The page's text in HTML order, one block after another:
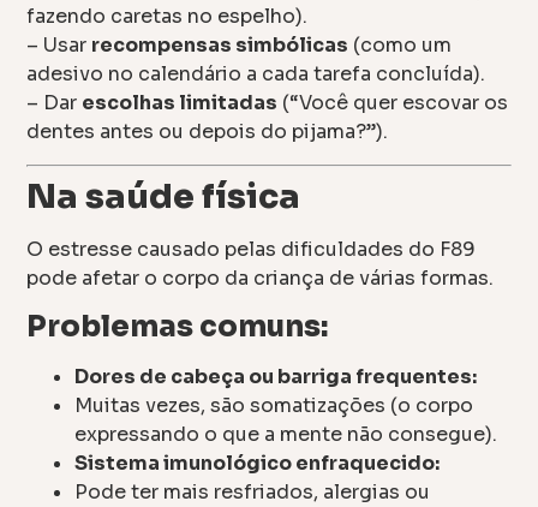
fazendo caretas no espelho).
– Usar recompensas simbólicas (como um
adesivo no calendário a cada tarefa concluída).
– Dar escolhas limitadas (“Você quer escovar os
dentes antes ou depois do pijama?”).
Na saúde física
O estresse causado pelas dificuldades do F89
pode afetar o corpo da criança de várias formas.
Problemas comuns:
Dores de cabeça ou barriga frequentes:
Muitas vezes, são somatizações (o corpo
expressando o que a mente não consegue).
Sistema imunológico enfraquecido:
Pode ter mais resfriados, alergias ou